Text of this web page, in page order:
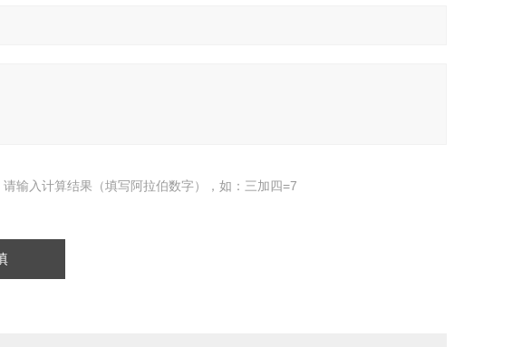
请输入计算结果（填写阿拉伯数字），如：三加四=7